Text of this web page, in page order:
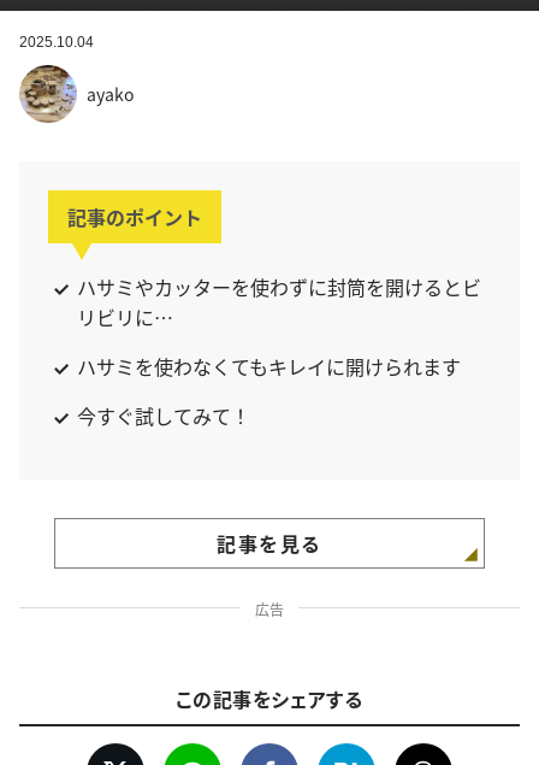
2025.10.04
ayako
記事のポイント
ハサミやカッターを使わずに封筒を開けるとビ
リビリに…
ハサミを使わなくてもキレイに開けられます
今すぐ試してみて！
記事を見る
広告
この記事をシェアする